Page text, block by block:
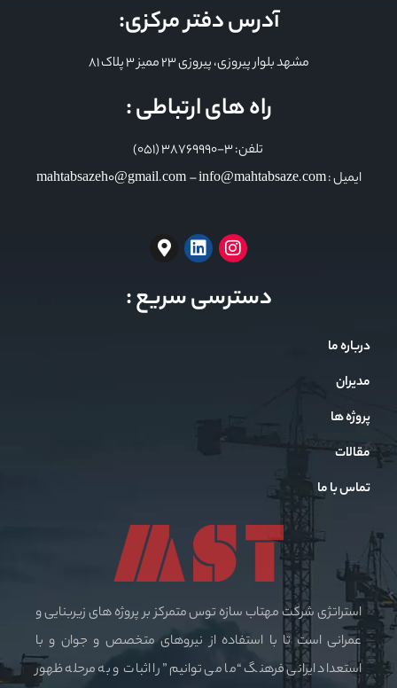
آدرس دفتر مرکزی:
مشهد بلوار پیروزی، پیروزی 23 ممیز 3 پلاک 81
راه های ارتباطی :
تلفن: 3-38769990 (051)
ایمیل : mahtabsazeh0@gmail.com – info@mahtabsaze.com
دسترسی سریع :
درباره ما
مدیران
پروژه ها
مقالات
تماس با ما
استراتژی شرکت مهتاب سازه توس متمرکز بر پروژه های زیربنایی و
عمرانی است تا با استفاده از نیروهای متخصص و جوان و با
استعداد ایرانی فرهنگ “ما می توانیم” را اثبات و به مرحله ظهور